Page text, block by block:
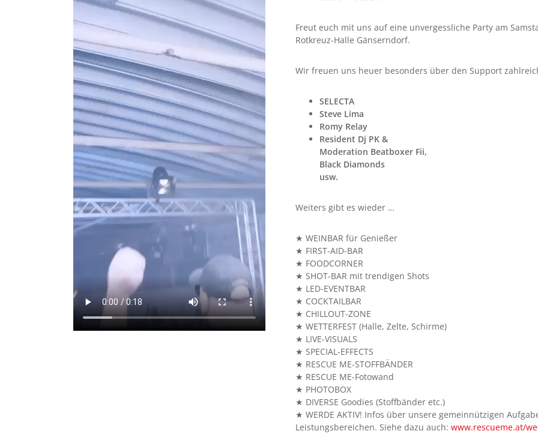
Freut euch mit uns auf eine unvergessliche Party am
Rotkreuz-Halle Gänserndorf.
Wir freuen uns heuer besonders über den Support
SELECTA
Steve Lima
Romy Relay
Resident Dj PK &
Moderation Beatboxer Fii,
Black Diamonds
usw.
Weiters gibt es wieder …
★ WEINBAR für Genießer
★ FIRST-AID-BAR
★ FOODCORNER
★ SHOT-BAR mit trendigen Shots
★ LED-EVENTBAR
★ COCKTAILBAR
★ CHILLOUT-ZONE
★ WETTERFEST (Halle, Zelte, Schirme)
★ LIVE-VISUALS
★ SPECIAL-EFFECTS
★ RESCUE ME-STOFFBÄNDER
★ RESCUE ME-Fotowand
★ PHOTOBOX
★ DIVERSE Goodies (Stoffbänder etc.)
★ WERDE AKTIV! Infos über unsere gemeinnützigen
Leistungsbereichen. Siehe dazu auch: www.rescueme.at/